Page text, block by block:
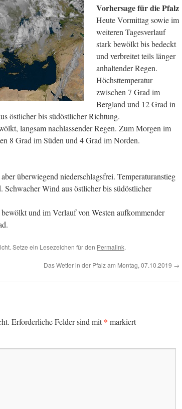
Vorhersage für die Pfalz
Heute Vormittag sowie im
weiteren Tagesverlauf
stark bewölkt bis bedeckt
und verbreitet teils länger
anhaltender Regen.
Höchsttemperatur
zwischen 7 Grad im
Bergland und 12 Grad in
östlicher bis südöstlicher Richtung.
langsam nachlassender Regen. Zum Morgen im
8 Grad im Süden und 4 Grad im Norden.
überwiegend niederschlagsfrei. Temperaturanstieg
Wind aus östlicher bis südöstlicher
und im Verlauf von Westen aufkommender
Setze ein Lesezeichen für den Permalink.
Das Wetter in der Pfalz am Montag, 07.10.2019 →
Erforderliche Felder sind mit* markiert